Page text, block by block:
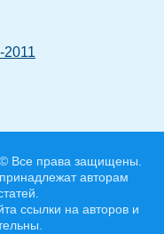
2011
Все права защищены.
авторам
ссылки на авторов и